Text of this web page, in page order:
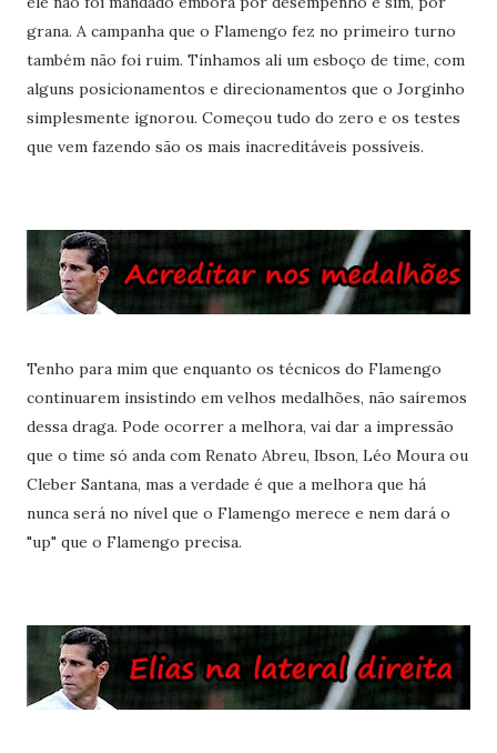
grana. A campanha que o Flamengo fez no primeiro turno
também não foi ruim. Tínhamos ali um esboço de time, com
alguns posicionamentos e direcionamentos que o Jorginho
simplesmente ignorou. Começou tudo do zero e os testes
que vem fazendo são os mais inacreditáveis possíveis.
Tenho para mim que enquanto os técnicos do Flamengo
continuarem insistindo em velhos medalhões, não saíremos
dessa draga. Pode ocorrer a melhora, vai dar a impressão
que o time só anda com Renato Abreu, Ibson, Léo Moura ou
Cleber Santana, mas a verdade é que a melhora que há
nunca será no nível que o Flamengo merece e nem dará o
"up" que o Flamengo precisa.